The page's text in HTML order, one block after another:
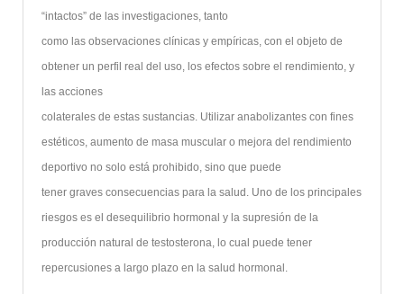
“intactos” de las investigaciones, tanto
como las observaciones clínicas y empíricas, con el objeto de
obtener un perfil real del uso, los efectos sobre el rendimiento, y
las acciones
colaterales de estas sustancias. Utilizar anabolizantes con fines
estéticos, aumento de masa muscular o mejora del rendimiento
deportivo no solo está prohibido, sino que puede
tener graves consecuencias para la salud. Uno de los principales
riesgos es el desequilibrio hormonal y la supresión de la
producción natural de testosterona, lo cual puede tener
repercusiones a largo plazo en la salud hormonal.